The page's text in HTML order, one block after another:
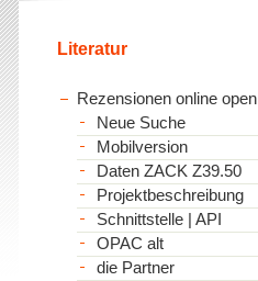
Literatur
Rezensionen online open
Neue Suche
Mobilversion
Daten ZACK Z39.50
Projektbeschreibung
Schnittstelle | API
OPAC alt
die Partner